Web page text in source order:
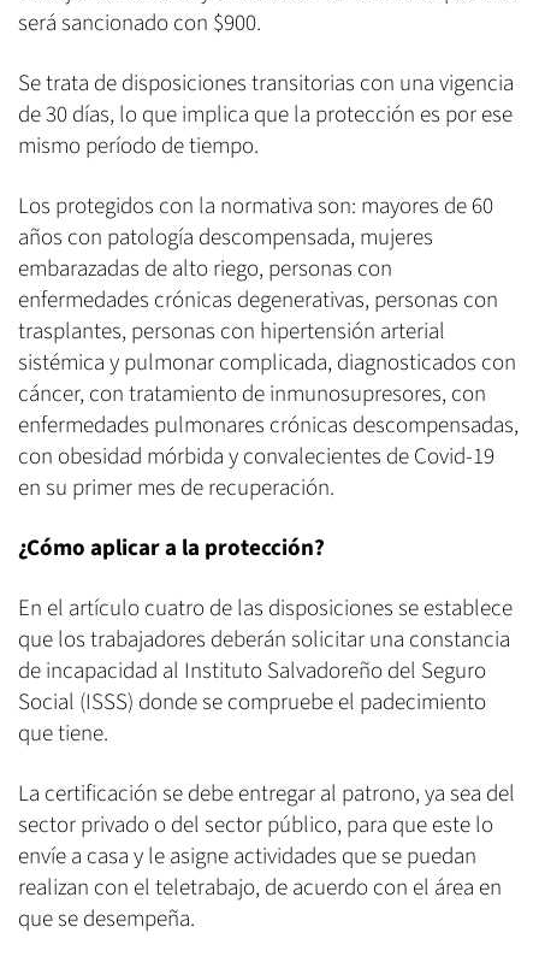
será sancionado con $900.
Se trata de disposiciones transitorias con una vigencia
de 30 días, lo que implica que la protección es por ese
mismo período de tiempo.
Los protegidos con la normativa son: mayores de 60
años con patología descompensada, mujeres
embarazadas de alto riego, personas con
enfermedades crónicas degenerativas, personas con
trasplantes, personas con hipertensión arterial
sistémica y pulmonar complicada, diagnosticados con
cáncer, con tratamiento de inmunosupresores, con
enfermedades pulmonares crónicas descompensadas,
con obesidad mórbida y convalecientes de Covid-19
en su primer mes de recuperación.
¿Cómo aplicar a la protección?
En el artículo cuatro de las disposiciones se establece
que los trabajadores deberán solicitar una constancia
de incapacidad al Instituto Salvadoreño del Seguro
Social (ISSS) donde se compruebe el padecimiento
que tiene.
La certificación se debe entregar al patrono, ya sea del
sector privado o del sector público, para que este lo
envíe a casa y le asigne actividades que se puedan
realizan con el teletrabajo, de acuerdo con el área en
que se desempeña.